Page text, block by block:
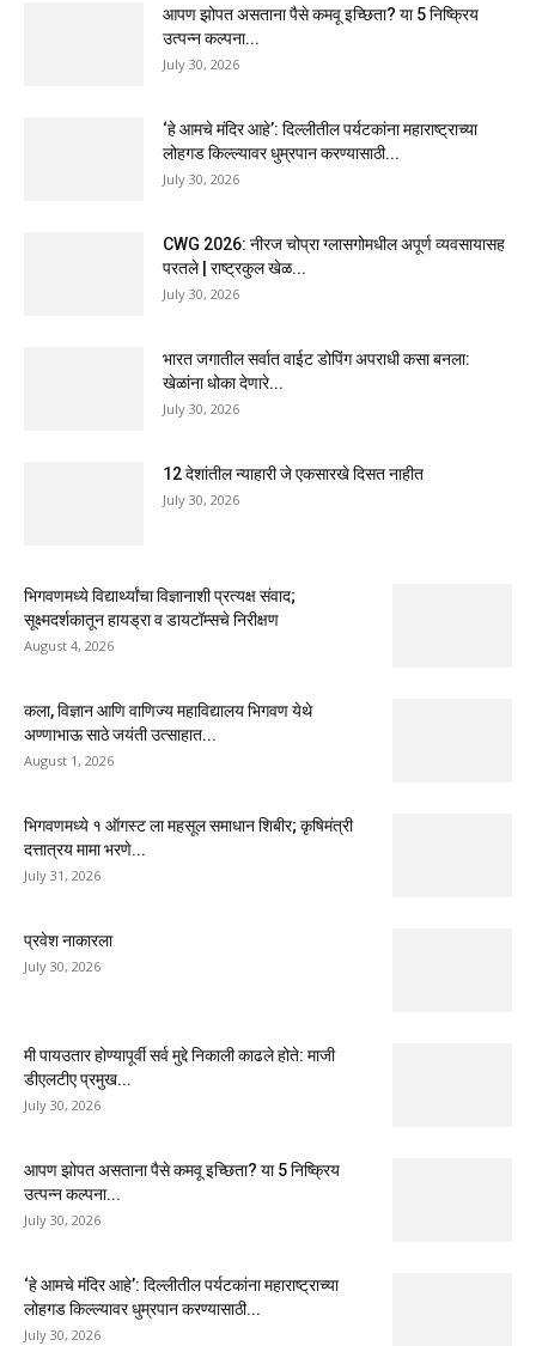
आपण झोपत असताना पैसे कमवू इच्छिता? या 5 निष्क्रिय
उत्पन्न कल्पना...
July 30, 2026
‘हे आमचे मंदिर आहे’: दिल्लीतील पर्यटकांना महाराष्ट्राच्या
लोहगड किल्ल्यावर धुम्रपान करण्यासाठी...
July 30, 2026
CWG 2026: नीरज चोप्रा ग्लासगोमधील अपूर्ण व्यवसायासह
परतले | राष्ट्रकुल खेळ...
July 30, 2026
भारत जगातील सर्वात वाईट डोपिंग अपराधी कसा बनला:
खेळांना धोका देणारे...
July 30, 2026
12 देशांतील न्याहारी जे एकसारखे दिसत नाहीत
July 30, 2026
भिगवणमध्ये विद्यार्थ्यांचा विज्ञानाशी प्रत्यक्ष संवाद;
सूक्ष्मदर्शकातून हायड्रा व डायटॉम्सचे निरीक्षण
August 4, 2026
कला, विज्ञान आणि वाणिज्य महाविद्यालय भिगवण येथे
अण्णाभाऊ साठे जयंती उत्साहात...
August 1, 2026
भिगवणमध्ये १ ऑगस्ट ला महसूल समाधान शिबीर; कृषिमंत्री
दत्तात्रय मामा भरणे...
July 31, 2026
प्रवेश नाकारला
July 30, 2026
मी पायउतार होण्यापूर्वी सर्व मुद्दे निकाली काढले होते: माजी
डीएलटीए प्रमुख...
July 30, 2026
आपण झोपत असताना पैसे कमवू इच्छिता? या 5 निष्क्रिय
उत्पन्न कल्पना...
July 30, 2026
‘हे आमचे मंदिर आहे’: दिल्लीतील पर्यटकांना महाराष्ट्राच्या
लोहगड किल्ल्यावर धुम्रपान करण्यासाठी...
July 30, 2026